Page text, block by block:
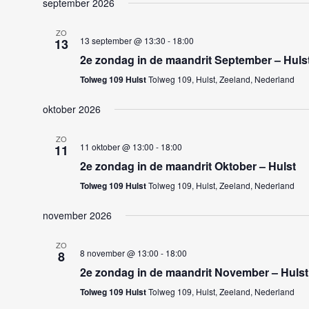
e
a
september 2026
ZO
13 13 september @ 13:30 - 18:00
2e zondag in de maandrit September –
Tolweg 109 HulstTolweg 109, Hulst, Zeeland, Nederland
oktober 2026
ZO
11 11 oktober @ 13:00 - 18:00
2e zondag in de maandrit Oktober – Hulst
Tolweg 109 HulstTolweg 109, Hulst, Zeeland, Nederland
november 2026
ZO
8 8 november @ 13:00 - 18:00
2e zondag in de maandrit November – Hulst
Tolweg 109 HulstTolweg 109, Hulst, Zeeland, Nederland